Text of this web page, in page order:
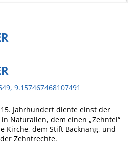
9.157467468107491
Jahrhundert diente einst der
Naturalien, dem einen „Zehntel“
Kirche, dem Stift Backnang, und
Zehntrechte.